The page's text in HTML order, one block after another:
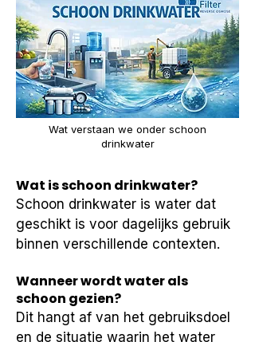
Wat verstaan we onder schoon
drinkwater
Wat is schoon drinkwater?
Schoon drinkwater is water dat
geschikt is voor dagelijks gebruik
binnen verschillende contexten.
Wanneer wordt water als
schoon gezien?
Dit hangt af van het gebruiksdoel
en de situatie waarin het water